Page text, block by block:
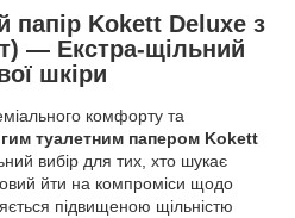
папір Kokett Deluxe з
— Екстра-щільний
шкіри
комфорту та
туалетним папером Kokett
вибір для тих, хто шукає
йти на компроміси щодо
підвищеною щільністю